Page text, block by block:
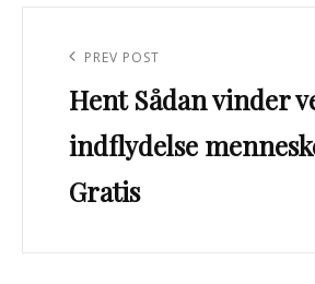
Previous
Post
PREV POST
Hent Sådan vinder
indflydelse
Gratis